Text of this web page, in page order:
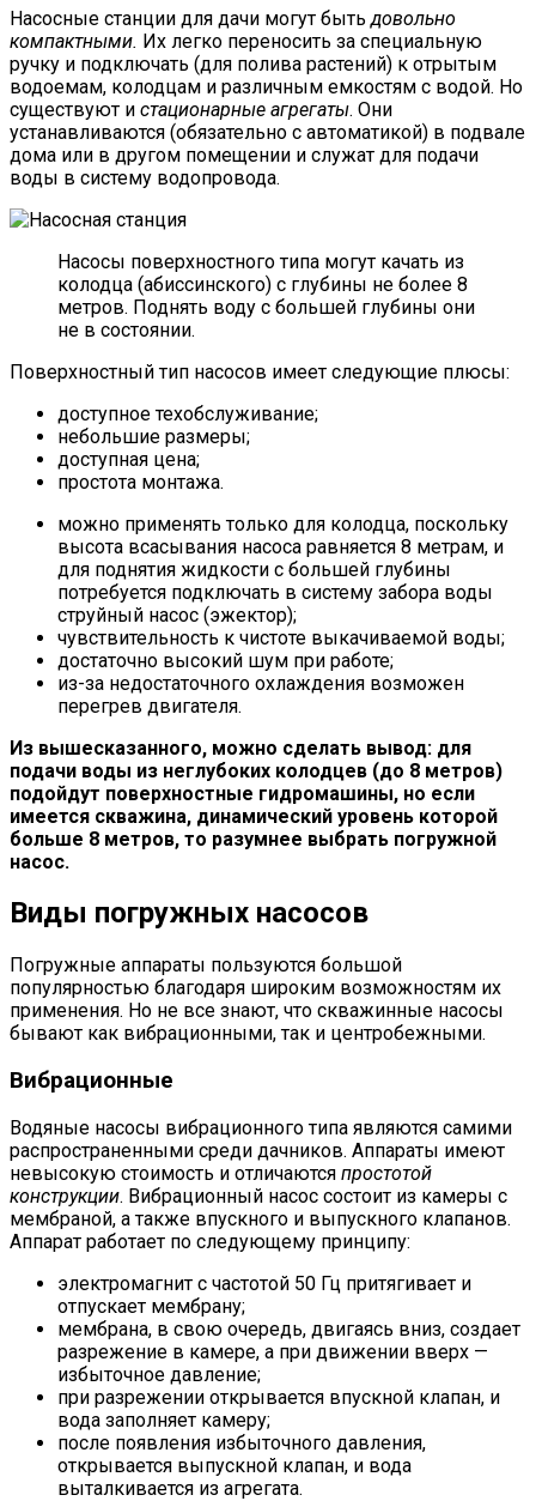
Насосные станции для дачи могут быть довольно
компактными. Их легко переносить за специальную
ручку и подключать (для полива растений) к отрытым
водоемам, колодцам и различным емкостям с водой. Но
существуют и стационарные агрегаты. Они
устанавливаются (обязательно с автоматикой) в подвале
дома или в другом помещении и служат для подачи
воды в систему водопровода.
Насосы поверхностного типа могут качать из
колодца (абиссинского) с глубины не более 8
метров. Поднять воду с большей глубины они
не в состоянии.
Поверхностный тип насосов имеет следующие плюсы:
доступное техобслуживание;
небольшие размеры;
доступная цена;
простота монтажа.
можно применять только для колодца, поскольку
высота всасывания насоса равняется 8 метрам, и
для поднятия жидкости с большей глубины
потребуется подключать в систему забора воды
струйный насос (эжектор);
чувствительность к чистоте выкачиваемой воды;
достаточно высокий шум при работе;
из-за недостаточного охлаждения возможен
перегрев двигателя.
Из вышесказанного, можно сделать вывод: для
подачи воды из неглубоких колодцев (до 8 метров)
подойдут поверхностные гидромашины, но если
имеется скважина, динамический уровень которой
больше 8 метров, то разумнее выбрать погружной
насос.
Виды погружных насосов
Погружные аппараты пользуются большой
популярностью благодаря широким возможностям их
применения. Но не все знают, что скважинные насосы
бывают как вибрационными, так и центробежными.
Вибрационные
Водяные насосы вибрационного типа являются самими
распространенными среди дачников. Аппараты имеют
невысокую стоимость и отличаются простотой
конструкции. Вибрационный насос состоит из камеры с
мембраной, а также впускного и выпускного клапанов.
Аппарат работает по следующему принципу:
электромагнит с частотой 50 Гц притягивает и
отпускает мембрану;
мембрана, в свою очередь, двигаясь вниз, создает
разрежение в камере, а при движении вверх —
избыточное давление;
при разрежении открывается впускной клапан, и
вода заполняет камеру;
после появления избыточного давления,
открывается выпускной клапан, и вода
выталкивается из агрегата.